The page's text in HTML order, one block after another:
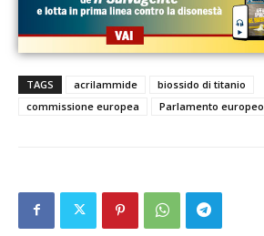
TAGS acrilammide
biossido di titanio
commissione europea
Parlamento europeo